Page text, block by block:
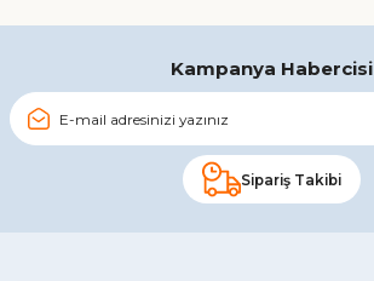
Kampanya Habercisi
Sipariş Takibi